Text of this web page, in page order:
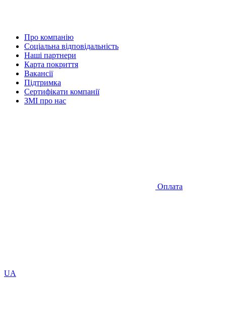
Про компанію
Соціальна відповідальність
Наші партнери
Карта покриття
Вакансії
Підтримка
Сертифікати компанії
ЗМІ про нас
Оплата
UA